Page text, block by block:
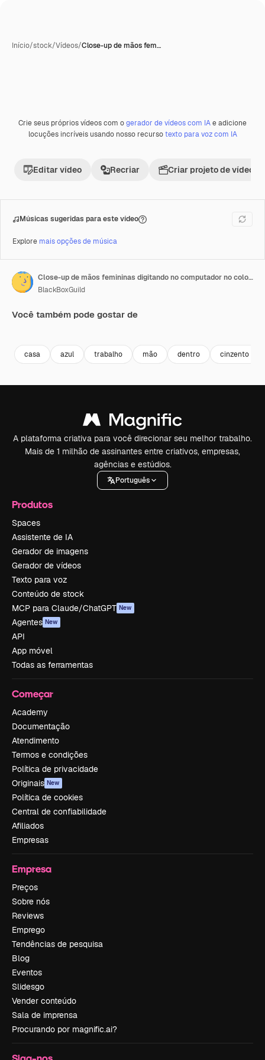
Início/stock/Vídeos/Close-up de mãos fem…
Premium
Crie seus próprios vídeos com ogerador de vídeos com IAe adicione
locuções incríveis usando nosso recursotexto para voz com IA
Editar vídeo Recriar Criar projeto de vídeo
Músicas sugeridas para este vídeo
Explore mais opções de música
Close-up de mãos femininas digitando no computador no colo dela, em câmera lenta
BlackBoxGuild
Você também pode gostar de
casa azul trabalho mão dentro cinzento
A plataforma criativa para você direcionar seu melhor trabalho.
Mais de 1 milhão de assinantes entre criativos, empresas,
agências e estúdios.
Português
Produtos
Spaces
Assistente de IA
Gerador de imagens
Gerador de vídeos
Texto para voz
Conteúdo de stock
MCP para Claude/ChatGPT New
Agentes New
API
App móvel
Todas as ferramentas
Começar
Academy
Documentação
Atendimento
Termos e condições
Política de privacidade
Originais New
Política de cookies
Central de confiabilidade
Afiliados
Empresas
Empresa
Preços
Sobre nós
Reviews
Emprego
Tendências de pesquisa
Blog
Eventos
Slidesgo
Vender conteúdo
Sala de imprensa
Procurando por magnific.ai?